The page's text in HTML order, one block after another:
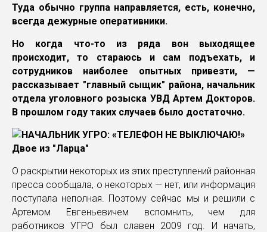
Туда обычно группа направляется, есть, конечно,
всегда дежурные оперативники.
Но когда что-то из ряда вон выходящее
происходит, то стараюсь и сам подъехать, и
сотрудников наиболее опытных привезти, —
рассказывает "главный сыщик" района, начальник
отдела уголовного розыска УВД Артем Докторов.
В прошлом году таких случаев было достаточно.
Двое из "Ларца"
О раскрытии некоторых из этих преступлений районная
пресса сообщала, о некоторых — нет, или информация
поступала неполная. Поэтому сейчас мы и решили с
Артемом Евгеньевичем вспомнить, чем для
работников УГРО был славен 2009 год. И начать,